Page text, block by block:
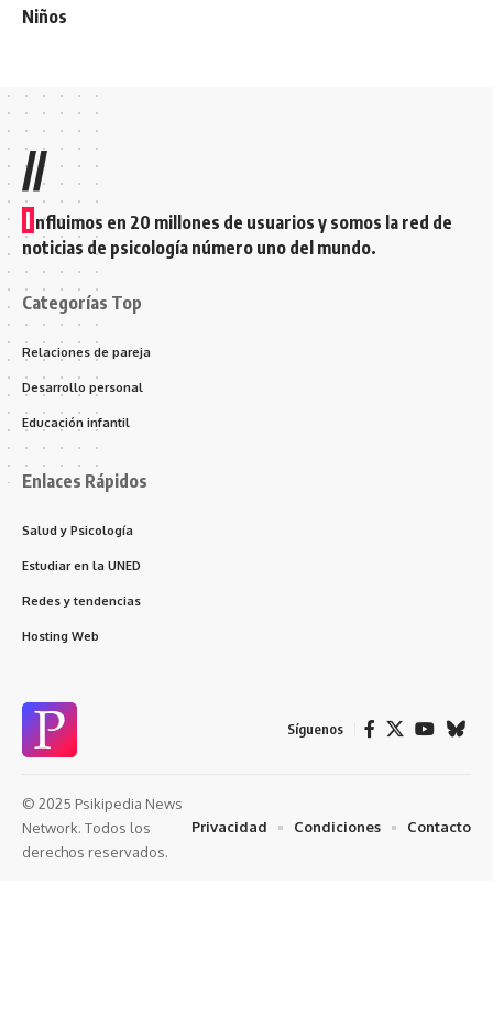
Niños
//
I nfluimos en 20 millones de usuarios y somos la red de
noticias de psicología número uno del mundo.
Categorías Top
Relaciones de pareja
Desarrollo personal
Educación infantil
Enlaces Rápidos
Salud y Psicología
Estudiar en la UNED
Redes y tendencias
Hosting Web
Síguenos
© 2025 Psikipedia News
Network. Todos los
derechos reservados.
Privacidad Condiciones Contacto